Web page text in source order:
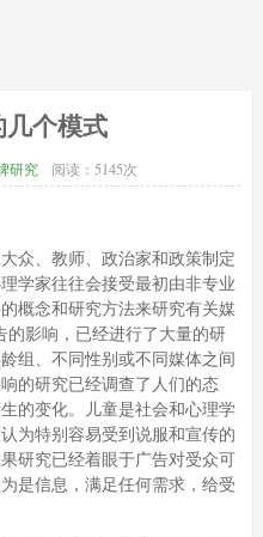
个模式
研究 阅读：5145次
众、教师、政治家和政策制定
学家往往会接受最初由非专业
概念和研究方法来研究有关媒
影响，已经进行了大量的研
组、不同性别或不同媒体之间
的研究已经调查了人们的态
的变化。儿童是社会和心理学
为特别容易受到说服和宣传的
研究已经着眼于广告对受众可
是信息，满足任何需求，给受